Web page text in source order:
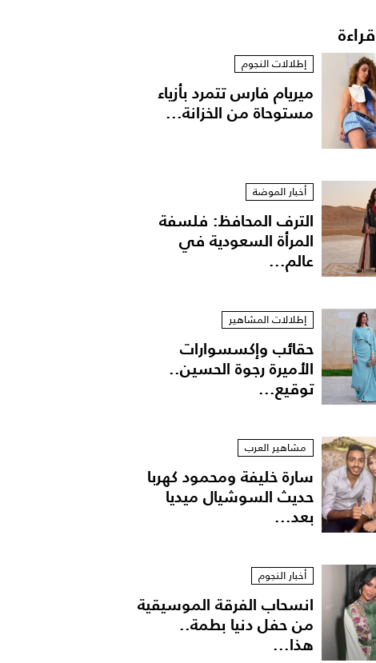
إطلالات النجوم
ميريام فارس تتمرد بأزياء
مستوحاة من الخزانة...
أخبار الموضة
الترف المحافظ: فلسفة
المرأة السعودية في
عالم...
إطلالات المشاهير
حقائب وإكسسوارات
الأميرة رجوة الحسين..
توقيع...
مشاهير العرب
سارة خليفة ومحمود كهربا
حديث السوشيال ميديا
بعد...
أخبار النجوم
انسحاب الفرقة الموسيقية
من حفل دنيا بطمة..
هذا...